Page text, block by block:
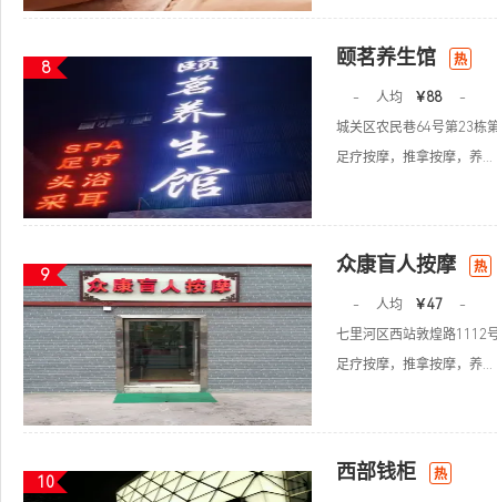
8 颐茗养生馆 热
- 人均 ￥88
-
城关区农民巷64号第23栋
足疗按摩，推拿按摩，养...
9 众康盲人按摩 热
- 人均 ￥47
-
七里河区西站敦煌路1112
足疗按摩，推拿按摩，养...
10 西部钱柜 热